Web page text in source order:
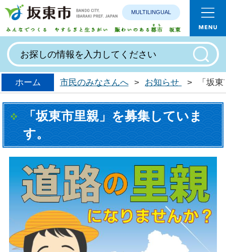
みんなで
MULTILINGUAL
ホーム 市民のみなさんへ > お知らせ > 「坂
「坂東市里親」を募集していま
す。